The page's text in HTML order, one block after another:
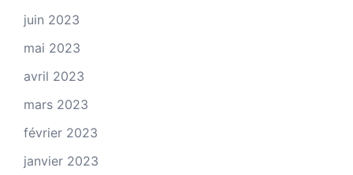
juin 2023
mai 2023
avril 2023
mars 2023
février 2023
janvier 2023